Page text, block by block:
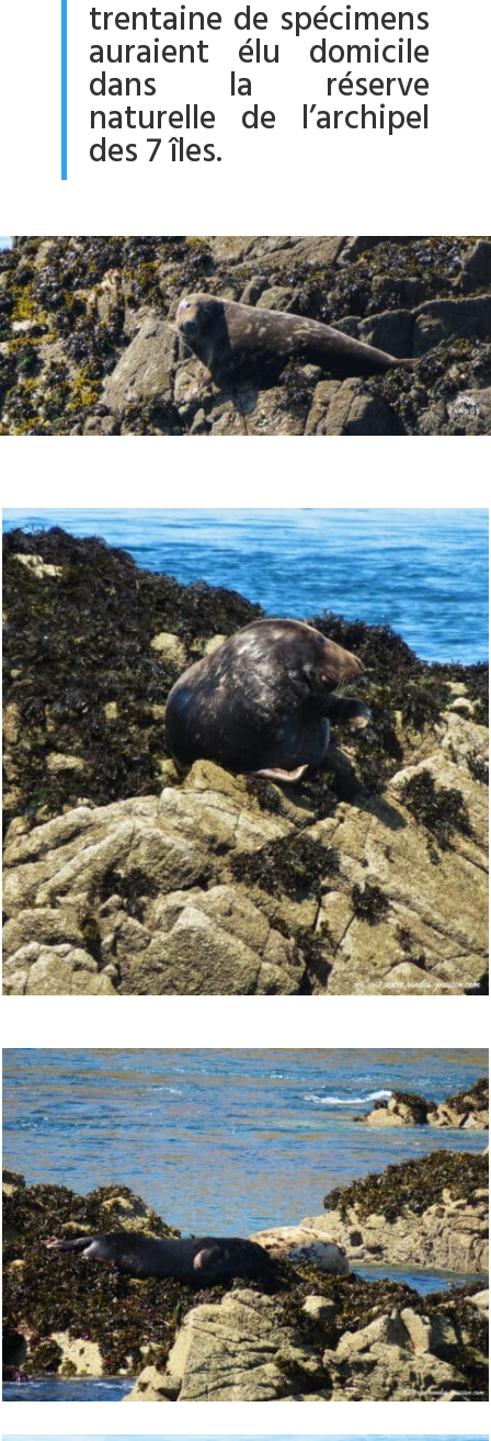
trentaine de spécimens
auraient élu domicile
dans la réserve
naturelle de l’archipel
des 7 îles.